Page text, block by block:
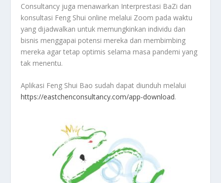
Consultancy juga menawarkan Interprestasi BaZi dan
konsultasi Feng Shui online melalui Zoom pada waktu
yang dijadwalkan untuk memungkinkan individu dan
bisnis menggapai potensi mereka dan membimbing
mereka agar tetap optimis selama masa pandemi yang
tak menentu.
Aplikasi Feng Shui Bao sudah dapat diunduh melalui
https://eastchenconsultancy.com/app-download.